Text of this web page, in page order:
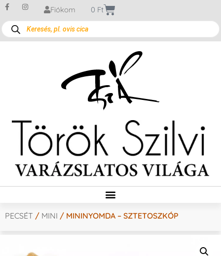
Fiókom 0 Ft
PECSÉT / MINI / MININYOMDA – SZTETOSZKÓP